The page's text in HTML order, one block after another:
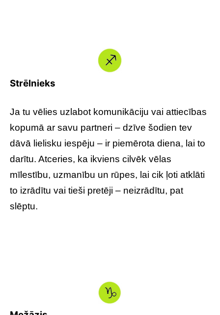
Strēlnieks
Ja tu vēlies uzlabot komunikāciju vai attiecības
kopumā ar savu partneri – dzīve šodien tev
dāvā lielisku iespēju – ir piemērota diena, lai to
darītu. Atceries, ka ikviens cilvēk vēlas
mīlestību, uzmanību un rūpes, lai cik ļoti atklāti
to izrādītu vai tieši pretēji – neizrādītu, pat
slēptu.